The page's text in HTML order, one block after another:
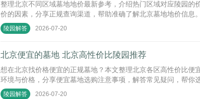
整理北京不同区域墓地地价最新参考，介绍热门区域对应陵园的
价的因素，分享正规查询渠道，帮助准确了解北京墓地地价信息。
陵园解答 2026-07-20
北京便宜的墓地 北京高性价比陵园推荐
想在北京找价格便宜的正规墓地？本文整理北京各区高性价比便
环境与价格，分享便宜墓地选购注意事项，解答常见疑问，帮你
陵园解答 2026-07-20